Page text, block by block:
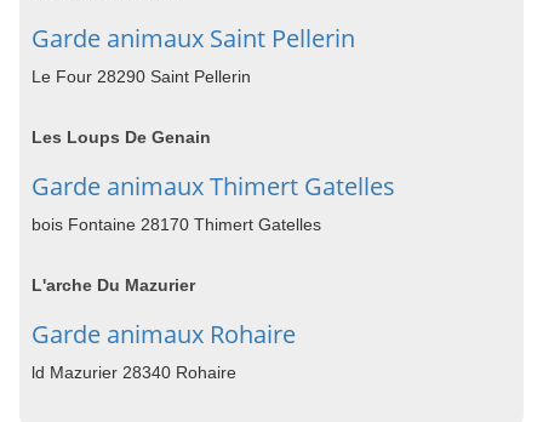
Garde animaux Saint Pellerin
Le Four 28290 Saint Pellerin
Les Loups De Genain
Garde animaux Thimert Gatelles
bois Fontaine 28170 Thimert Gatelles
L'arche Du Mazurier
Garde animaux Rohaire
ld Mazurier 28340 Rohaire